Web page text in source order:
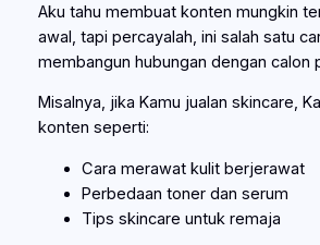
Aku tahu membuat konten mungkin
awal, tapi percayalah, ini salah satu
membangun hubungan dengan calon
Misalnya, jika Kamu jualan skincare,
konten seperti:
Cara merawat kulit berjerawat
Perbedaan toner dan serum
Tips skincare untuk remaja